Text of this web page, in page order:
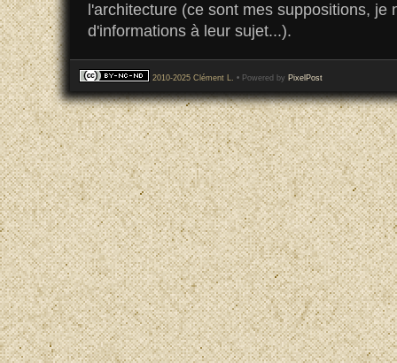
l'architecture (ce sont mes suppositions, je
d'informations à leur sujet...).
2010-2025 Clément L. • Powered by PixelPost